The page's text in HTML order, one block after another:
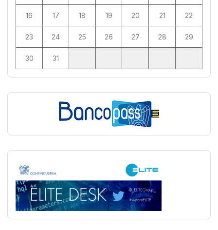
16 17 18 19 20 21 22
23 24 25 26 27 28 29
30 31